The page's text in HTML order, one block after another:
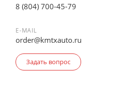
8 (804) 700-45-79
E-MAIL
order@kmtxauto.ru
Задать вопрос